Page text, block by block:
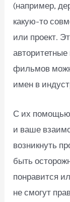
(например,
какую-то
или проект.
авторитетные
фильмов
имен в
С их
и ваше
возникнуть
быть
понравится
не смогут